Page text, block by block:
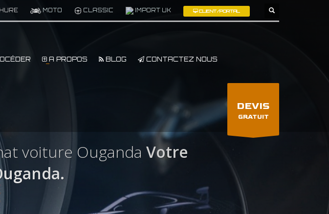
MOTO CLASSIC IMPORT UK CLIENT/PORTAL
A PROPOS BLOG CONTACTEZ NOUS
DEVIS
GRATUIT
voiture Ouganda Votre